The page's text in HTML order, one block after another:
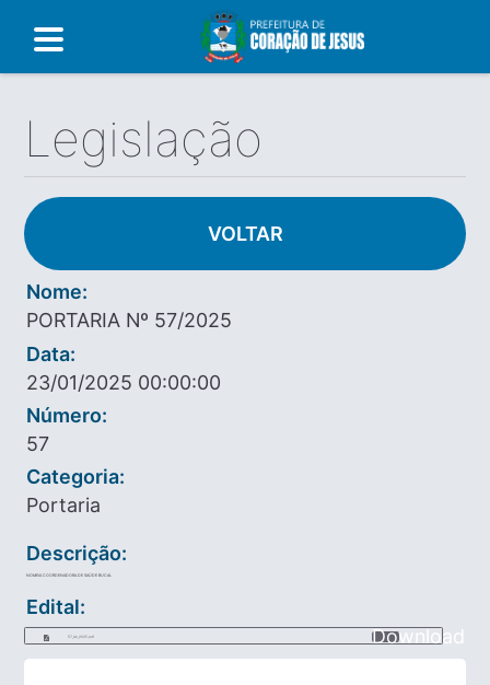
Legislação
VOLTAR
Nome:
PORTARIA Nº 57/2025
Data:
23/01/2025 00:00:00
Número:
57
Categoria:
Portaria
Descrição:
NOMEIA COORDENADORA DE SAÚDE BUCAL
Edital:
57_de_2025.pdf Download